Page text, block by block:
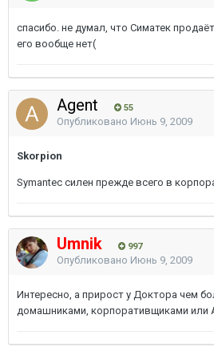
спасибо. не думал, что Симатек
его вообще нет(
Agent 55
Опубликовано Июнь 9, 2009
Skorpion
Symantec силен прежде всего в
Umnik 997
Опубликовано Июнь 9, 2009
Интересно, а прирост у Доктора чем
домашниками, корпоративщиками или